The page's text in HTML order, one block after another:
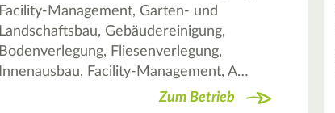
Facility-Management, Garten- und
Landschaftsbau, Gebäudereinigung,
Bodenverlegung, Fliesenverlegung,
Innenausbau, Facility-Management, A…
Zum Betrieb